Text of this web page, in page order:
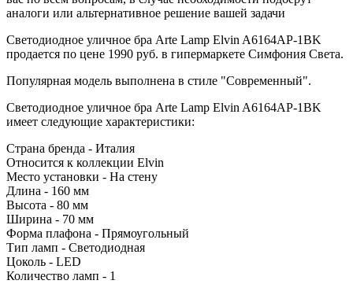
аналоги или альтернативное решение вашей задачи
Светодиодное уличное бра Arte Lamp Elvin A6164AP-1BK
продается по цене 1990 руб. в гипермаркете Симфония Света.
Популярная модель выполнена в стиле "Современный".
Светодиодное уличное бра Arte Lamp Elvin A6164AP-1BK
имеет следующие характеристики:
Страна бренда - Италия
Относится к коллекции Elvin
Место установки - На стену
Длина - 160 мм
Высота - 80 мм
Ширина - 70 мм
Форма плафона - Прямоугольный
Тип ламп - Светодиодная
Цоколь - LED
Количество ламп - 1